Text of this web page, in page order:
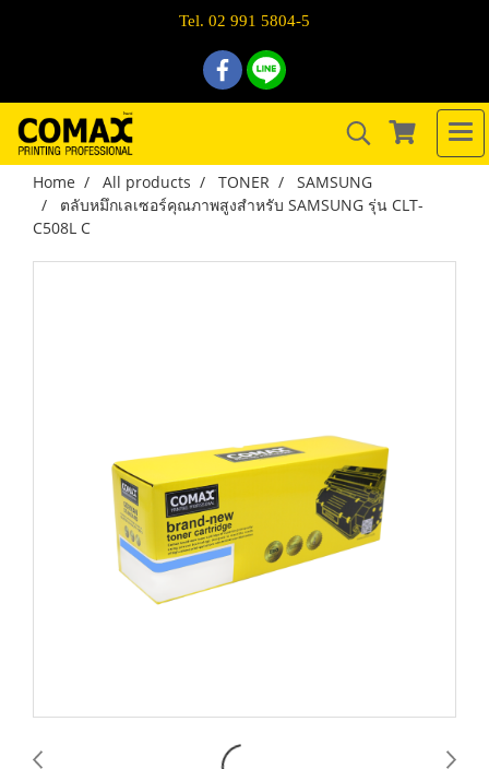
Tel. 02 991 5804-5
Home All products TONER
SAMSUNG
ตลับหมึกเลเซอร์คุณภาพสูงสำหรับ SAMSUNG รุ่น CLT-
C508L C